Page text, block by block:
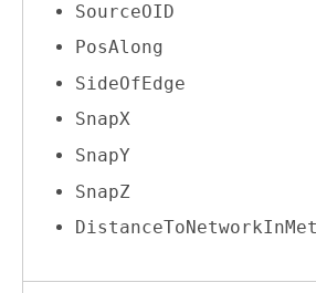
SourceOID
PosAlong
SideOfEdge
SnapX
SnapY
SnapZ